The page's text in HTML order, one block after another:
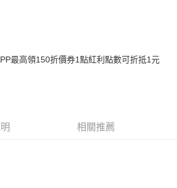
最高領150折價券1點紅利點數可折抵1元
相關推薦